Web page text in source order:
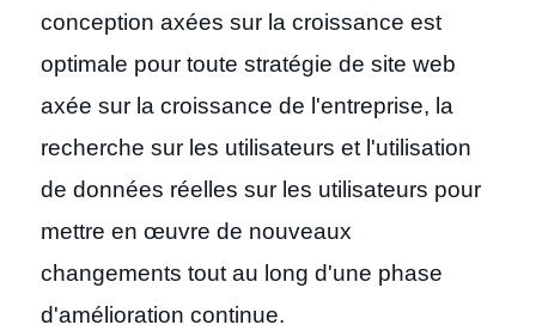
conception axées sur la croissance est
optimale pour toute stratégie de site web
axée sur la croissance de l'entreprise, la
recherche sur les utilisateurs et l'utilisation
de données réelles sur les utilisateurs pour
mettre en œuvre de nouveaux
changements tout au long d'une phase
d'amélioration continue.